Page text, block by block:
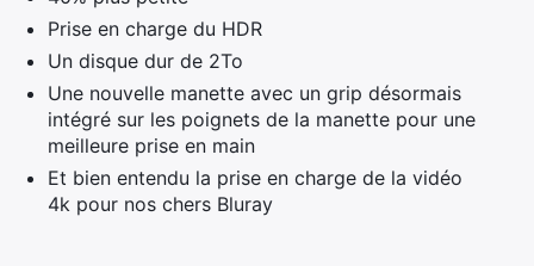
Prise en charge du HDR
Un disque dur de 2To
Une nouvelle manette avec un grip désormais
intégré sur les poignets de la manette pour une
meilleure prise en main
Et bien entendu la prise en charge de la vidéo
4k pour nos chers Bluray